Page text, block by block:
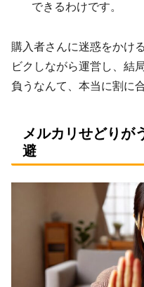
できるわけです。
購入者さんに迷惑をかけ
ビクしながら運営し、結
負うなんて、本当に割に
メルカリせどりが
避